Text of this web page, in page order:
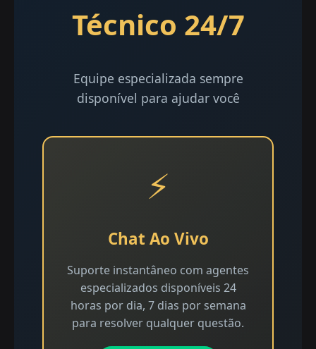
Técnico 24/7
Equipe especializada sempre
disponível para ajudar você
⚡
Chat Ao Vivo
Suporte instantâneo com agentes
especializados disponíveis 24
horas por dia, 7 dias por semana
para resolver qualquer questão.